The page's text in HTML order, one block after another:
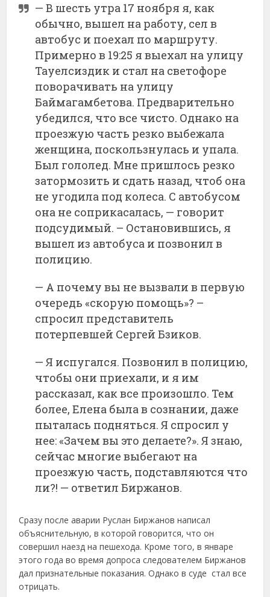
— В шесть утра 17 ноября я, как
обычно, вышел на работу, сел в
автобус и поехал по маршруту.
Примерно в 19:25 я выехал на улицу
Тауелсиздик и стал на светофоре
поворачивать на улицу
Баймагамбетова. Предварительно
убедился, что все чисто. Однако на
проезжую часть резко выбежала
женщина, поскользнулась и упала.
Был гололед. Мне пришлось резко
затормозить и сдать назад, чтоб она
не угодила под колеса. С автобусом
она не соприкасалась, — говорит
подсудимый. – Остановившись, я
вышел из автобуса и позвонил в
полицию.
— А почему вы не вызвали в первую
очередь «скорую помощь»? –
спросил представитель
потерпевшей Сергей Бзиков.
— Я испугался. Позвонил в полицию,
чтобы они приехали, и я им
рассказал, как все произошло. Тем
более, Елена была в сознании, даже
пыталась подняться. Я спросил у
нее: «Зачем вы это делаете?». Я знаю,
сейчас многие выбегают на
проезжую часть, подставляются что
ли?! — ответил Биржанов.
Сразу после аварии Руслан Биржанов написал
объяснительную, в которой говорится, что он
совершил наезд на пешехода. Кроме того, в январе
этого года во время допроса следователем Биржанов
дал признательные показания. Однако в суде стал все
отрицать.